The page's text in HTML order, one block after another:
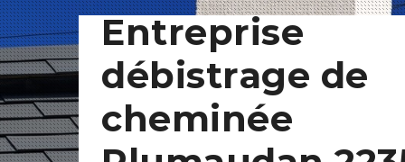
Entreprise
débistrage de
cheminée